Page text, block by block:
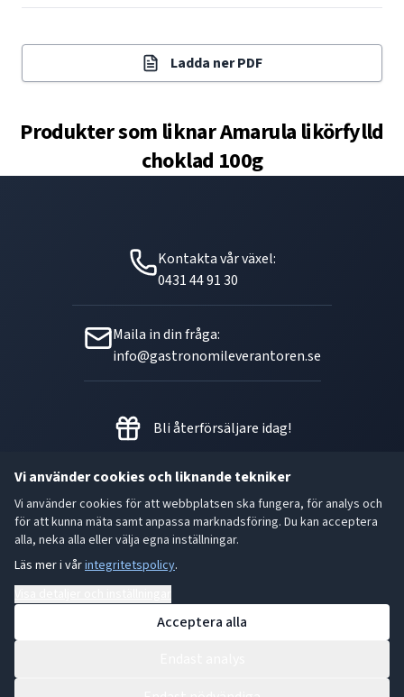
Vi använder cookies och liknande tekniker
Vi använder cookies för att webbplatsen ska fungera, för analys och
för att kunna mäta samt anpassa marknadsföring. Du kan acceptera
alla, neka alla eller välja egna inställningar.
Läs mer i vårintegritetspolicy.
Acceptera alla
Ladda ner PDF
Produkter som liknarAmarula likörfylld
choklad 100g
Kontakta vår växel:
0431 44 91 30
Maila in din fråga:
info@gastronomileverantoren.se
Bli återförsäljare idag!
Metallgatan 21 B, 262 72
Ängelholm Orgnr: 556493-5780